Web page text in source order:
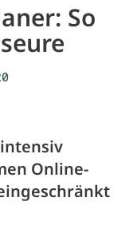
So
Online-